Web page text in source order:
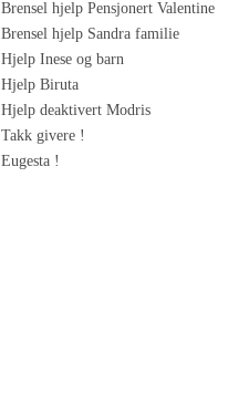
Brensel hjelp Pensjonert Valentine
Brensel hjelp Sandra familie
Hjelp Inese og barn
Hjelp Biruta
Hjelp deaktivert Modris
Takk givere !
Eugesta !